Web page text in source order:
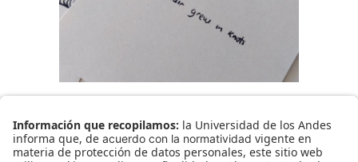
© Facultad de Artes y Humanidades – Universidad de los Andes,